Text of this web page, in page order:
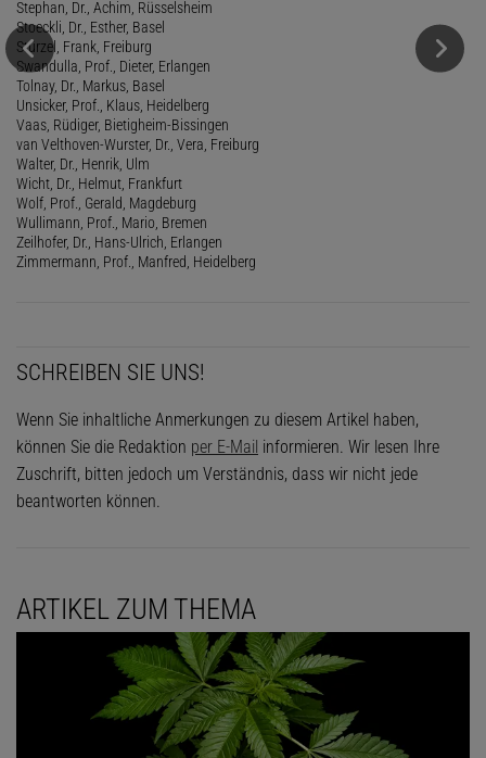
Stephan, Dr., Achim, Rüsselsheim
Stoeckli, Dr., Esther, Basel
Stürzel, Frank, Freiburg
Swandulla, Prof., Dieter, Erlangen
Tolnay, Dr., Markus, Basel
Unsicker, Prof., Klaus, Heidelberg
Vaas, Rüdiger, Bietigheim-Bissingen
van Velthoven-Wurster, Dr., Vera, Freiburg
Walter, Dr., Henrik, Ulm
Wicht, Dr., Helmut, Frankfurt
Wolf, Prof., Gerald, Magdeburg
Wullimann, Prof., Mario, Bremen
Zeilhofer, Dr., Hans-Ulrich, Erlangen
Zimmermann, Prof., Manfred, Heidelberg
SCHREIBEN SIE UNS!
Wenn Sie inhaltliche Anmerkungen zu diesem Artikel haben,
können Sie die Redaktion per E-Mail informieren. Wir lesen Ihre
Zuschrift, bitten jedoch um Verständnis, dass wir nicht jede
beantworten können.
ARTIKEL ZUM THEMA